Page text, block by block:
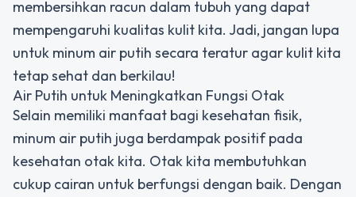
membersihkan racun dalam tubuh yang dapat
mempengaruhi kualitas kulit kita. Jadi, jangan lupa
untuk minum air putih secara teratur agar kulit kita
tetap sehat dan berkilau!
Air Putih untuk Meningkatkan Fungsi Otak
Selain memiliki manfaat bagi kesehatan fisik,
minum air putih juga berdampak positif pada
kesehatan otak kita. Otak kita membutuhkan
cukup cairan untuk berfungsi dengan baik. Dengan